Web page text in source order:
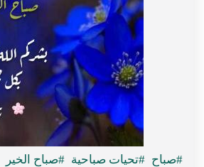
#صباح #تحيات صباحية #صباح الخير